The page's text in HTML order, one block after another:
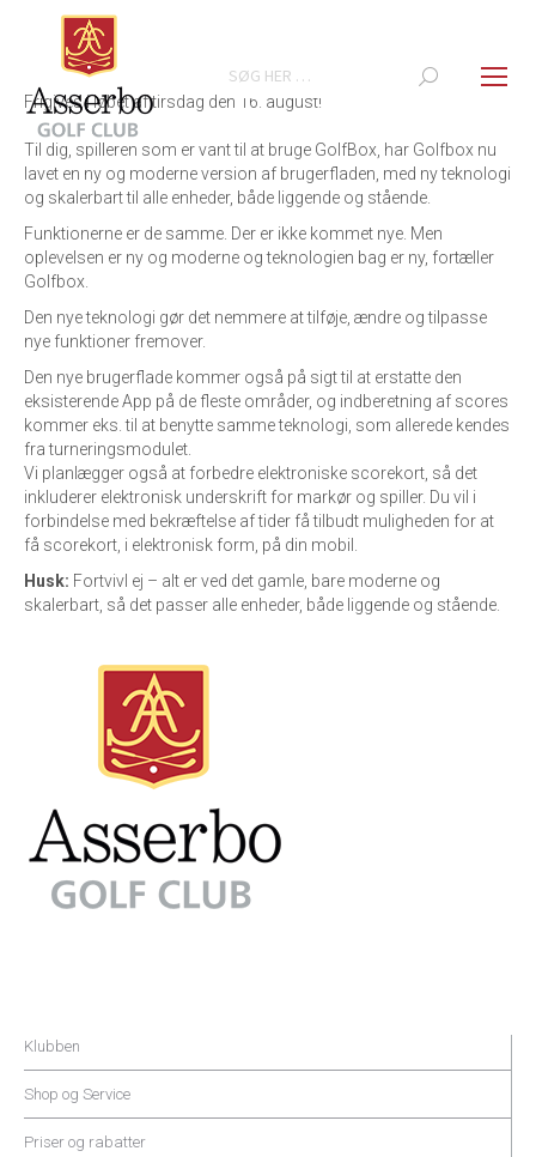
Search:
Frigives i løbet af tirsdag den 16. august!
Til dig, spilleren som er vant til at bruge GolfBox, har Golfbox nu
lavet en ny og moderne version af brugerfladen, med ny teknologi
og skalerbart til alle enheder, både liggende og stående.
Funktionerne er de samme. Der er ikke kommet nye. Men
oplevelsen er ny og moderne og teknologien bag er ny, fortæller
Golfbox.
Den nye teknologi gør det nemmere at tilføje, ændre og tilpasse
nye funktioner fremover.
Den nye brugerflade kommer også på sigt til at erstatte den
eksisterende App på de fleste områder, og indberetning af scores
kommer eks. til at benytte samme teknologi, som allerede kendes
fra turneringsmodulet.
Vi planlægger også at forbedre elektroniske scorekort, så det
inkluderer elektronisk underskrift for markør og spiller. Du vil i
forbindelse med bekræftelse af tider få tilbudt muligheden for at
få scorekort, i elektronisk form, på din mobil.
Husk: Fortvivl ej – alt er ved det gamle, bare moderne og
skalerbart, så det passer alle enheder, både liggende og stående.
Klubben
Shop og Service
Priser og rabatter